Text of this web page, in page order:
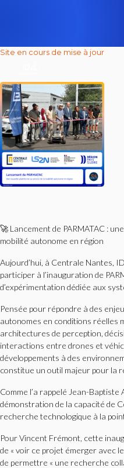
Site en cours de mise à jour
🚀 Lancement de PARMATAC :
mobilité autonome en région
Aujourd’hui, à Centrale Nantes,
participer à l’inauguration de
d’expérimentation dédiée aux
Pensée pour répondre à des
autonomes en conditions réelles
architectures de perception,
interactions entre drones et
développements à des
constitue un outil majeur pour la
Comme l’a rappelé Jean-Baptiste
démonstration de la capacité de
recherche technologique à la
Pour Vincent Frémont, cette
de « voir ce projet émerger avec
de permettre « une recherche